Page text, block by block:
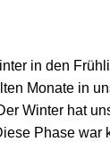
in den
Monate in
Winter hat
Phase